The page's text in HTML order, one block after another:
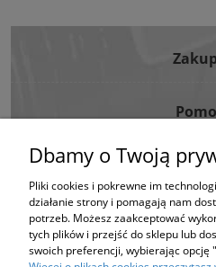
Moje
Strona korzysta z plików cookies w
Dbamy o Twoją
Pliki cookies i pokrewne im
działanie strony i pomagają nam
potrzeb. Możesz zaakceptować
tych plików i przejść do sklepu lub
swoich preferencji, wybierając opcję